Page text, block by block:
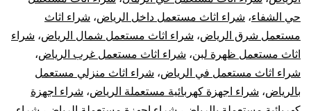
حي الشفاء، شراء اثاث مستعمل داخل الرياض، شراء اثاث
مستعمل شرق الرياض، شراء اثاث مستعمل شمال الرياض، شراء
اثاث مستعمل ظهرة لبن، شراء اثاث مستعمل غرب الرياض،
شراء اثاث مستعمل في الرياض، شراء اثاث منزلي مستعمل
بالرياض، شراء اجهزة كهربائية مستعملة الرياض، شراء اجهزة